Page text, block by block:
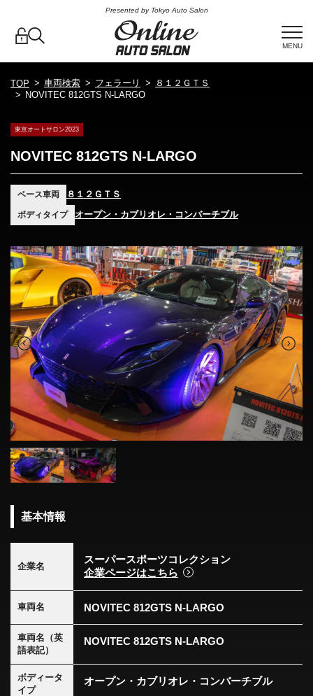
Presented by Tokyo Auto Salon
MENU
TOP 車両検索 フェラーリ
８１２ＧＴＳ
NOVITEC 812GTS N-LARGO
東京オートサロン2023
NOVITEC 812GTS N-LARGO
ベース車両 ８１２ＧＴＳ
ボディタイプ オープン・カブリオレ・コンバーチブル
基本情報
企業名
スーパースポーツコレクション
企業ページはこちら
車両名 NOVITEC 812GTS N-LARGO
車両名（英
語表記）
NOVITEC 812GTS N-LARGO
ボディータ
イプ
オープン・カブリオレ・コンバーチブル